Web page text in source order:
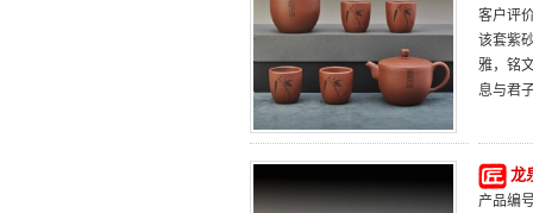
客户评
该套紫
雅，铭
息与君
龙
产品编